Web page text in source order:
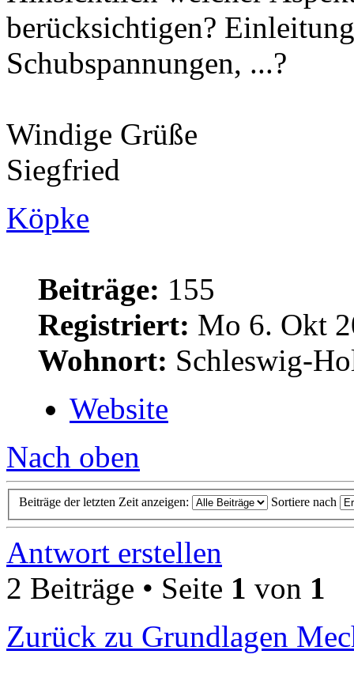
berücksichtigen?
Schubspannungen, ...?
Windige Grüße
Siegfried
Köpke
Beiträge: 155
Registriert: Mo 6. Okt
Wohnort: Schleswig-
Website
Nach oben
Beiträge der letzten Zeit anzeigen: Sortiere nach
Antwort erstellen
2 Beiträge • Seite 1 von 1
Zurück zu Grundlagen